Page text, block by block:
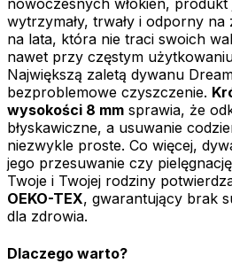
nowoczesnych włókien,
wytrzymały, trwały i odporny
na lata, która nie traci swoich
nawet przy częstym
Największą zaletą dywanu
bezproblemowe czyszczenie.
wysokości 8 mm sprawia, że
błyskawiczne, a usuwanie
niezwykle proste. Co więcej,
jego przesuwanie czy
Twoje i Twojej rodziny
OEKO-TEX, gwarantujący brak
dla zdrowia.
Dlaczego warto?